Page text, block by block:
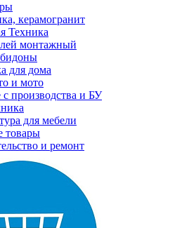
керамогранит
Техника
монтажный
для дома
и мото
с производства и БУ
для мебели
товары
и ремонт